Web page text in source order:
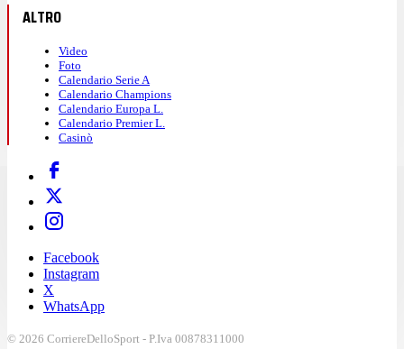
ALTRO
Video
Foto
Calendario Serie A
Calendario Champions
Calendario Europa L.
Calendario Premier L.
Casinò
Facebook
Instagram
X
WhatsApp
© 2026 CorriereDelloSport - P.Iva 00878311000